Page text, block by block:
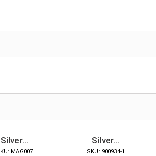
Silver...
MAG007
Silver...
SKU: 900934-1